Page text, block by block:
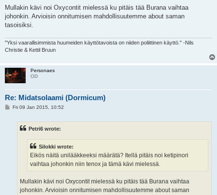
Mullakin kävi noi Oxycontit mielessä ku pitäis tää Burana vaihtaa
johonkin. Arvioisin onnitumisen mahdollisuutemme about saman
tasoisiksi.
"Yksi vaarallisimmista huumeiden käyttötavoista on niiden poliittinen käyttö." -Nils
Christie & Kettil Bruun
Personaes
OD
Re: Midatsolaami (Dormicum)
PFri 09 Jan 2015, 10:52
Petri6 wrote:
Silokki wrote:
Eikös näitä unilääkkeeksi määrätä? Itellä pitäis noi ketipinori
vaihtaa johonkin niin tenox ja tämä kävi mielessä.
Mullakin kävi noi Oxycontit mielessä ku pitäis tää Burana vaihtaa
johonkin. Arvioisin onnitumisen mahdollisuutemme about saman